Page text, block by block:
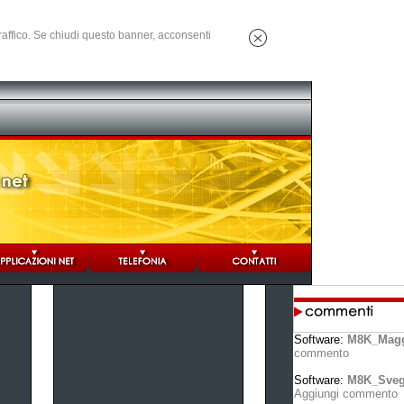
Se chiudi questo banner, acconsenti
Software:
commento
Software:
Aggiungi commento